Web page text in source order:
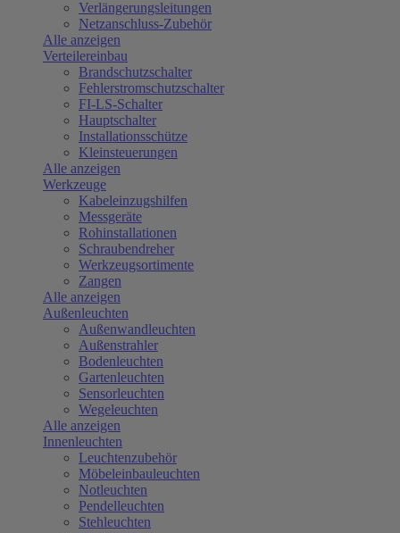
Verlängerungsleitungen
Netzanschluss-Zubehör
Alle anzeigen
Verteilereinbau
Brandschutzschalter
Fehlerstromschutzschalter
FI-LS-Schalter
Hauptschalter
Installationsschütze
Kleinsteuerungen
Alle anzeigen
Werkzeuge
Kabeleinzugshilfen
Messgeräte
Rohinstallationen
Schraubendreher
Werkzeugsortimente
Zangen
Alle anzeigen
Außenleuchten
Außenwandleuchten
Außenstrahler
Bodenleuchten
Gartenleuchten
Sensorleuchten
Wegeleuchten
Alle anzeigen
Innenleuchten
Leuchtenzubehör
Möbeleinbauleuchten
Notleuchten
Pendelleuchten
Stehleuchten